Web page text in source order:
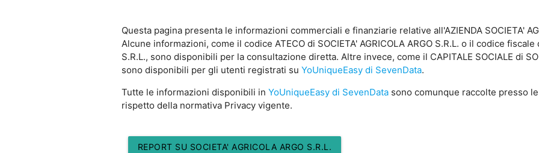
Questa pagina presenta le informazioni commerciali e finanziarie relative all'AZIENDA SOCIETA'
Alcune informazioni, come il codice ATECO di SOCIETA' AGRICOLA ARGO S.R.L. o il codice fiscale
S.R.L., sono disponibili per la consultazione diretta. Altre invece, come il CAPITALE SOCIALE di
sono disponibili per gli utenti registrati su YoUniqueEasy di SevenData.
Tutte le informazioni disponibili in YoUniqueEasy di SevenDatasono comunque raccolte presso
rispetto della normativa Privacy vigente.
REPORT SU SOCIETA' AGRICOLA ARGO S.R.L.